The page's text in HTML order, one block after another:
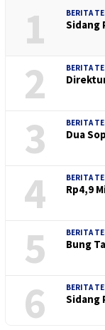
1 BERITA
Sidang
2 BERITA
3 BERITA
Dua
4 BERITA
Rp4,9
5 BERITA
Bung
6 BERITA
Sidang